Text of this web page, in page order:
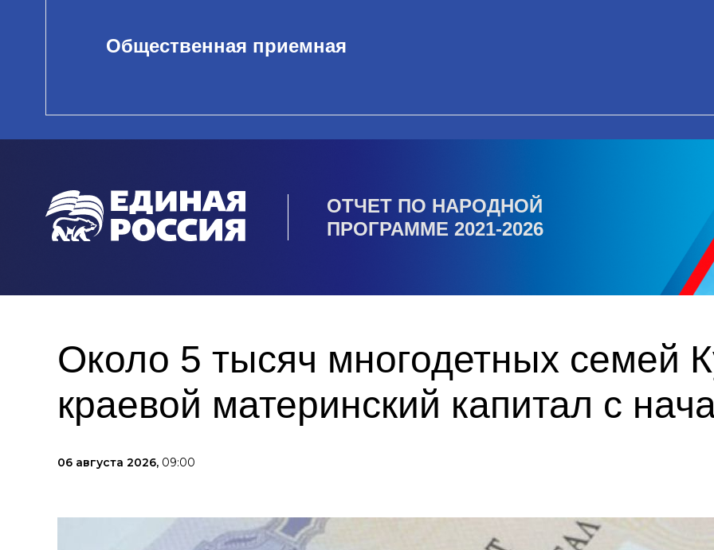
Общественная приемная
ОТЧЕТ ПО НАРОДНОЙ
ПРОГРАММЕ 2021-2026
Около 5 тысяч многодетных семей
краевой материнский капитал с
06 августа 2026, 09:00